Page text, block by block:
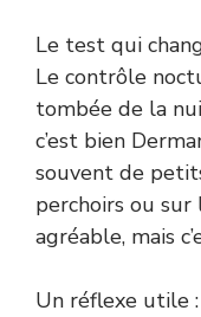
Le test qui
Le contrôle
tombée de la
c’est bien
souvent de
perchoirs ou sur
agréable, mais
Un réflexe utile